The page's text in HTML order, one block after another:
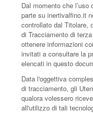
Dal momento che
parte su inertivalfino.it
controllato dal Titolare,
di Tracciamento di
ottenere informazioni
invitati a consultare la
elencati in questo
Data l'oggettiva
di tracciamento, gli
qualora volessero
all'utilizzo di tali